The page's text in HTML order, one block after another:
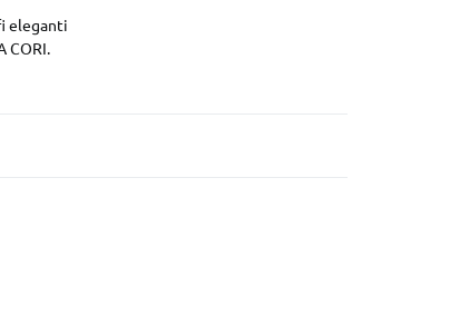
eleganti
CORI.